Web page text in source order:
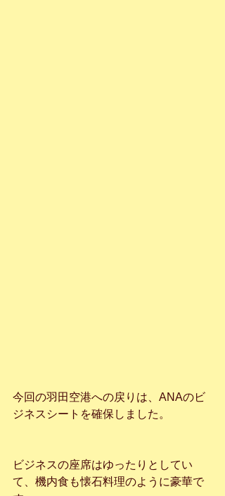
今回の羽田空港への戻りは、ANAのビ
ジネスシートを確保しました。
ビジネスの座席はゆったりとしてい
て、機内食も懐石料理のように豪華で